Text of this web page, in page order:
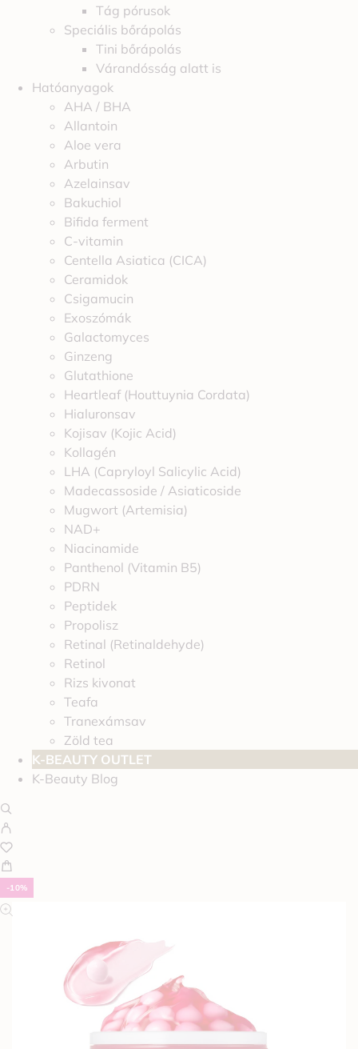
Tág pórusok
Speciális bőrápolás
Tini bőrápolás
Várandósság alatt is
Hatóanyagok
AHA / BHA
Allantoin
Aloe vera
Arbutin
Azelainsav
Bakuchiol
Bifida ferment
C-vitamin
Centella Asiatica (CICA)
Ceramidok
Csigamucin
Exoszómák
Galactomyces
Ginzeng
Glutathione
Heartleaf (Houttuynia Cordata)
Hialuronsav
Kojisav (Kojic Acid)
Kollagén
LHA (Capryloyl Salicylic Acid)
Madecassoside / Asiaticoside
Mugwort (Artemisia)
NAD+
Niacinamide
Panthenol (Vitamin B5)
PDRN
Peptidek
Propolisz
Retinal (Retinaldehyde)
Retinol
Rizs kivonat
Teafa
Tranexámsav
Zöld tea
K-BEAUTY OUTLET
K-Beauty Blog
-10%